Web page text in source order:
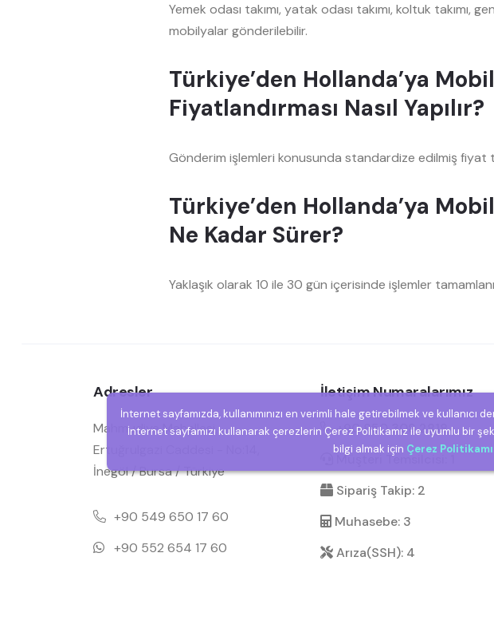
Yemek odası takımı, yatak odası takımı, koltuk takımı,
mobilyalar gönderilebilir.
Türkiye’den Hollanda’ya
Fiyatlandırması Nasıl Yapılır?
Gönderim işlemleri konusunda standardize edilmiş fiyat
Türkiye’den Hollanda’ya
Ne Kadar Sürer?
Yaklaşık olarak 10 ile 30 gün içerisinde işlemler
Adresler
Mahmudiye Mahallesi,
Ertuğrulgazi Caddesi - No:14,
İnegöl / Bursa / Türkiye
+90 549 650 17 60
+90 552 654 17 60
İletişim Numaralarımız
+90 850 308 2818
Müşteri Temsilcisi: 1
Sipariş Takip: 2
Muhasebe: 3
Arıza(SSH): 4
İnternet sayfamızda, kullanımınızı en verimli hale getirebilmek ve
İnternet sayfamızı kullanarak çerezlerin Çerez Politikamız ile uyumlu bir
bilgi almak için Çerez